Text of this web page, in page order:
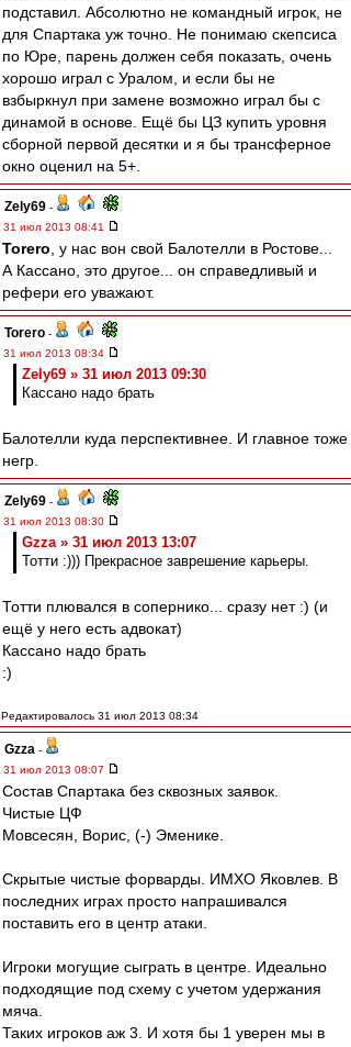
подставил. Абсолютно не командный игрок, не
для Спартака уж точно. Не понимаю скепсиса
по Юре, парень должен себя показать, очень
хорошо играл с Уралом, и если бы не
взбыркнул при замене возможно играл бы с
динамой в основе. Ещё бы ЦЗ купить уровня
сборной первой десятки и я бы трансферное
окно оценил на 5+.
Zely69 -
31 июл 2013 08:41
Torero , у нас вон свой Балотелли в Ростове...
А Кассано, это другое... он справедливый и
рефери его уважают.
Torero -
31 июл 2013 08:34
Zely69 » 31 июл 2013 09:30
Кассано надо брать
Балотелли куда перспективнее. И главное тоже
негр.
Zely69 -
31 июл 2013 08:30
Gzza » 31 июл 2013 13:07
Тотти :))) Прекрасное заврешение карьеры.
Тотти плювался в сопернико... сразу нет :) (и
ещё у него есть адвокат)
Кассано надо брать
:)
Редактировалось 31 июл 2013 08:34
Gzza -
31 июл 2013 08:07
Состав Спартака без сквозных заявок.
Чистые ЦФ
Мовсесян, Ворис, (-) Эменике.
Скрытые чистые форварды. ИМХО Яковлев. В
последних играх просто напрашивался
поставить его в центр атаки.
Игроки могущие сыграть в центре. Идеально
подходящие под схему с учетом удержания
мяча.
Таких игроков аж 3. И хотя бы 1 уверен мы в